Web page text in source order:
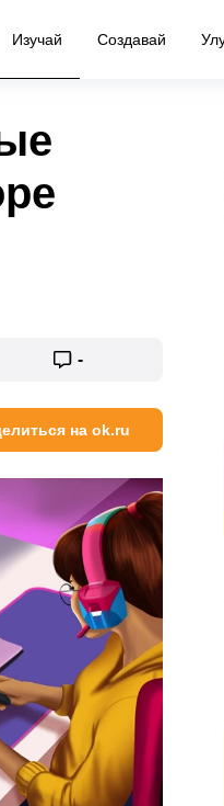
Изучай Создавай
-
на ok.ru